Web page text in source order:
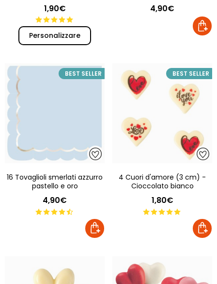
1,90€
Personalizzare
4,90€
BEST SELLER
16 Tovaglioli smerlati azzurro
pastello e oro
4,90€
BEST SELLER
4 Cuori d'amore (3 cm) -
Cioccolato bianco
1,80€